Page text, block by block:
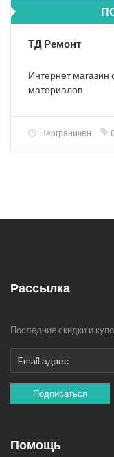
ТД Ремонт
Интернет магазин
материалов
Неограничен
Рассылка
Последние скидки и
Подписаться
Помощь